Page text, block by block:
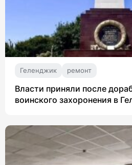
Геленджик ремонт
Власти приняли после
воинского захоронения в